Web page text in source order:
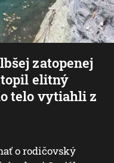
zatopenej
elitný
telo vytiahli z
o rodičovský